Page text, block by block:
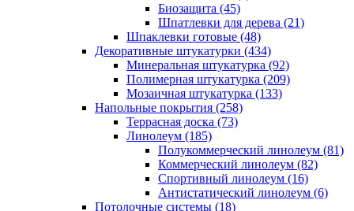
Биозащита (45)
Шпатлевки для дерева (21)
Шпаклевки готовые (48)
Декоративные штукатурки (434)
Минеральная штукатурка (92)
Полимерная штукатурка (209)
Мозаичная штукатурка (133)
Напольные покрытия (258)
Террасная доска (73)
Линолеум (185)
Полукоммерческий линолеум (81)
Коммерческий линолеум (82)
Спортивный линолеум (16)
Антистатический линолеум (6)
Потолочные системы (18)